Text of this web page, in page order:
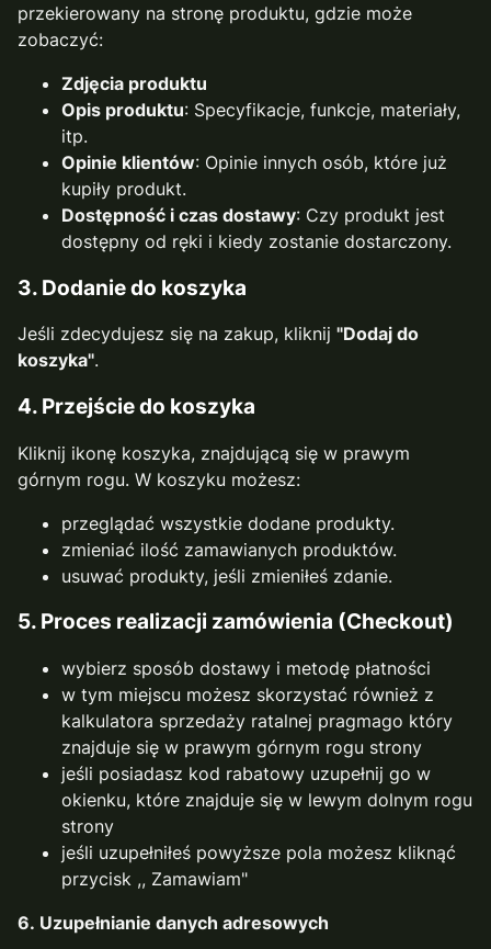
przekierowany na stronę produktu, gdzie może
zobaczyć:
Zdjęcia produktu
Opis produktu: Specyfikacje, funkcje, materiały,
itp.
Opinie klientów: Opinie innych osób, które już
kupiły produkt.
Dostępność i czas dostawy: Czy produkt jest
dostępny od ręki i kiedy zostanie dostarczony.
3. Dodanie do koszyka
Jeśli zdecydujesz się na zakup, kliknij "Dodaj do
koszyka".
4. Przejście do koszyka
Kliknij ikonę koszyka, znajdującą się w prawym
górnym rogu. W koszyku możesz:
przeglądać wszystkie dodane produkty.
zmieniać ilość zamawianych produktów.
usuwać produkty, jeśli zmieniłeś zdanie.
5. Proces realizacji zamówienia (Checkout)
wybierz sposób dostawy i metodę płatności
w tym miejscu możesz skorzystać również z
kalkulatora sprzedaży ratalnej pragmago który
znajduje się w prawym górnym rogu strony
jeśli posiadasz kod rabatowy uzupełnij go w
okienku, które znajduje się w lewym dolnym rogu
strony
jeśli uzupełniłeś powyższe pola możesz kliknąć
przycisk ,, Zamawiam"
6. Uzupełnianie danych adresowych